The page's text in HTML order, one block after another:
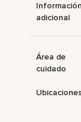
Información
adicional
Área de
cuidado